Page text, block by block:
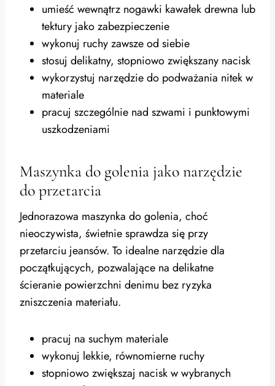
umieść wewnątrz nogawki kawałek drewna lub
tektury jako zabezpieczenie
wykonuj ruchy zawsze od siebie
stosuj delikatny, stopniowo zwiększany nacisk
wykorzystuj narzędzie do podważania nitek w
materiale
pracuj szczególnie nad szwami i punktowymi
uszkodzeniami
Maszynka do golenia jako narzędzie
do przetarcia
Jednorazowa maszynka do golenia, choć
nieoczywista, świetnie sprawdza się przy
przetarciu jeansów. To idealne narzędzie dla
początkujących, pozwalające na delikatne
ścieranie powierzchni denimu bez ryzyka
zniszczenia materiału.
pracuj na suchym materiale
wykonuj lekkie, równomierne ruchy
stopniowo zwiększaj nacisk w wybranych